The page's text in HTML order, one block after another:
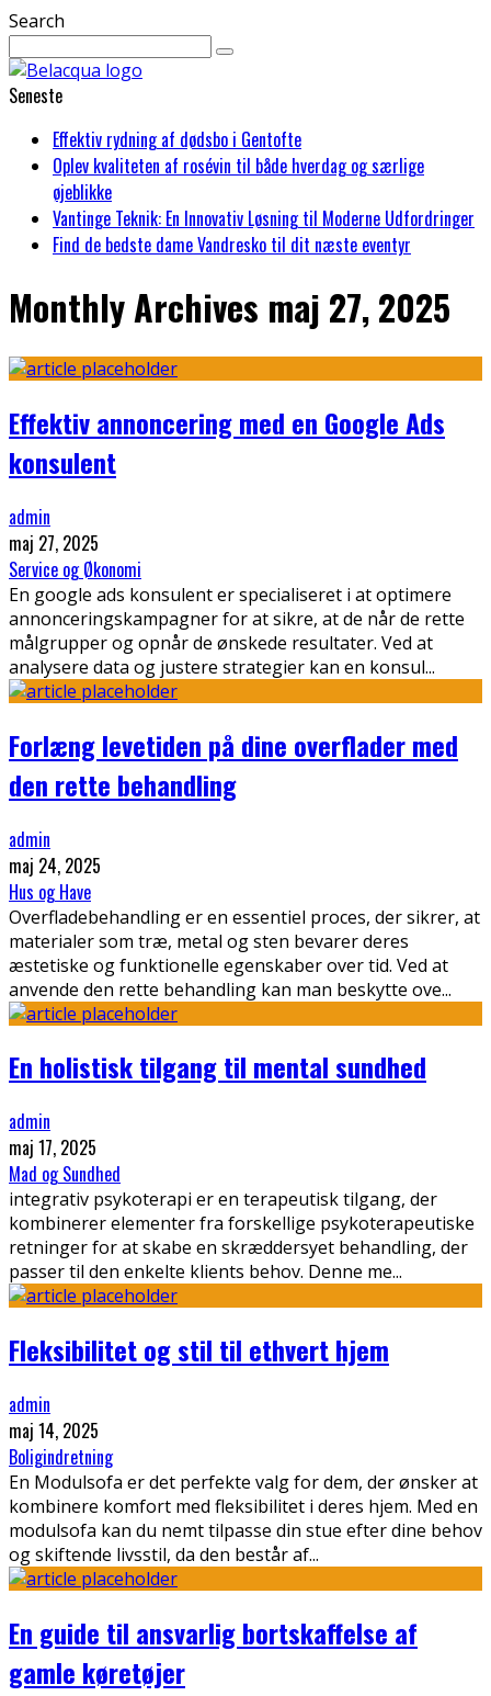
Search
Seneste
Effektiv rydning af dødsbo i Gentofte
Oplev kvaliteten af rosévin til både hverdag og særlige
øjeblikke
Vantinge Teknik: En Innovativ Løsning til Moderne Udfordringer
Find de bedste dame Vandresko til dit næste eventyr
Monthly Archives maj 27, 2025
Effektiv annoncering med en Google Ads
konsulent
admin
maj 27, 2025
Service og Økonomi
En google ads konsulent er specialiseret i at optimere
annonceringskampagner for at sikre, at de når de rette
målgrupper og opnår de ønskede resultater. Ved at
analysere data og justere strategier kan en konsul...
Forlæng levetiden på dine overflader med
den rette behandling
admin
maj 24, 2025
Hus og Have
Overfladebehandling er en essentiel proces, der sikrer, at
materialer som træ, metal og sten bevarer deres
æstetiske og funktionelle egenskaber over tid. Ved at
anvende den rette behandling kan man beskytte ove...
En holistisk tilgang til mental sundhed
admin
maj 17, 2025
Mad og Sundhed
integrativ psykoterapi er en terapeutisk tilgang, der
kombinerer elementer fra forskellige psykoterapeutiske
retninger for at skabe en skræddersyet behandling, der
passer til den enkelte klients behov. Denne me...
Fleksibilitet og stil til ethvert hjem
admin
maj 14, 2025
Boligindretning
En Modulsofa er det perfekte valg for dem, der ønsker at
kombinere komfort med fleksibilitet i deres hjem. Med en
modulsofa kan du nemt tilpasse din stue efter dine behov
og skiftende livsstil, da den består af...
En guide til ansvarlig bortskaffelse af
gamle køretøjer